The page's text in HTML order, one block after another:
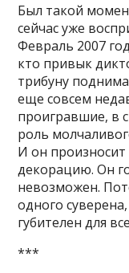
Был такой
сейчас уже
Февраль 2007
кто привык
трибуну
еще совсем
проигравшие, в
роль
И он
декорацию. Он
невозможен.
одного
губителен для
***